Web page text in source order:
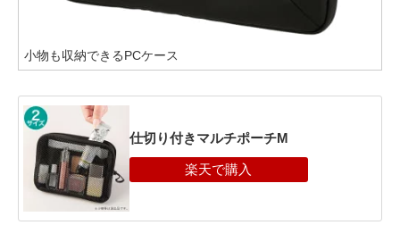
小物も収納できるPCケース
仕切り付きマルチポーチM